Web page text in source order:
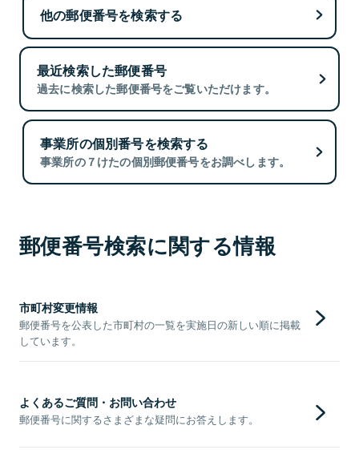
他の郵便番号を検索する
最近検索した郵便番号
過去に検索した郵便番号をご覧いただけます。
事業所の個別番号を検索する
事業所の７けたの個別郵便番号をお調べします。
郵便番号検索に関する情報
市町村変更情報
郵便番号を公表した市町村の一覧を実施日の新しい順に掲載
しています。
よくあるご質問・お問い合わせ
郵便番号に関するさまざまな疑問にお答えします。